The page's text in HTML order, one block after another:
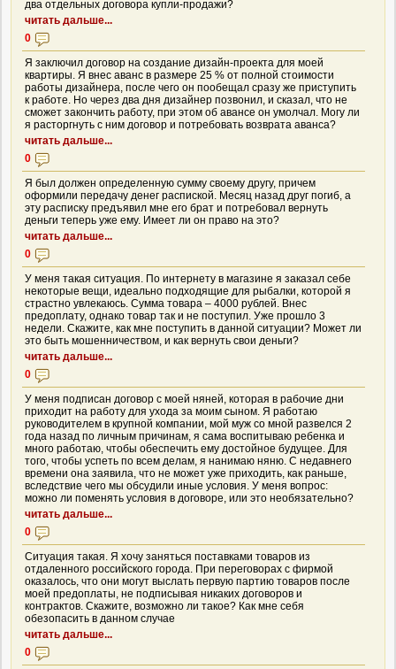
два отдельных договора купли-продажи?
читать дальше...
0
Я заключил договор на создание дизайн-проекта для моей
квартиры. Я внес аванс в размере 25 % от полной стоимости
работы дизайнера, после чего он пообещал сразу же приступить
к работе. Но через два дня дизайнер позвонил, и сказал, что не
сможет закончить работу, при этом об авансе он умолчал. Могу ли
я расторгнуть с ним договор и потребовать возврата аванса?
читать дальше...
0
Я был должен определенную сумму своему другу, причем
оформили передачу денег распиской. Месяц назад друг погиб, а
эту расписку предъявил мне его брат и потребовал вернуть
деньги теперь уже ему. Имеет ли он право на это?
читать дальше...
0
У меня такая ситуация. По интернету в магазине я заказал себе
некоторые вещи, идеально подходящие для рыбалки, которой я
страстно увлекаюсь. Сумма товара – 4000 рублей. Внес
предоплату, однако товар так и не поступил. Уже прошло 3
недели. Скажите, как мне поступить в данной ситуации? Может ли
это быть мошенничеством, и как вернуть свои деньги?
читать дальше...
0
У меня подписан договор с моей няней, которая в рабочие дни
приходит на работу для ухода за моим сыном. Я работаю
руководителем в крупной компании, мой муж со мной развелся 2
года назад по личным причинам, я сама воспитываю ребенка и
много работаю, чтобы обеспечить ему достойное будущее. Для
того, чтобы успеть по всем делам, я нанимаю няню. С недавнего
времени она заявила, что не может уже приходить, как раньше,
вследствие чего мы обсудили иные условия. У меня вопрос:
можно ли поменять условия в договоре, или это необязательно?
читать дальше...
0
Ситуация такая. Я хочу заняться поставками товаров из
отдаленного российского города. При переговорах с фирмой
оказалось, что они могут выслать первую партию товаров после
моей предоплаты, не подписывая никаких договоров и
контрактов. Скажите, возможно ли такое? Как мне себя
обезопасить в данном случае
читать дальше...
0